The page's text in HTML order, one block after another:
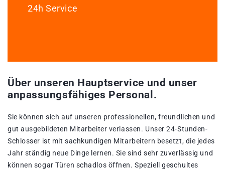
24h Service
Über unseren Hauptservice und unser
anpassungsfähiges Personal.
Sie können sich auf unseren professionellen, freundlichen und
gut ausgebildeten Mitarbeiter verlassen. Unser 24-Stunden-
Schlosser ist mit sachkundigen Mitarbeitern besetzt, die jedes
Jahr ständig neue Dinge lernen. Sie sind sehr zuverlässig und
können sogar Türen schadlos öffnen. Speziell geschultes